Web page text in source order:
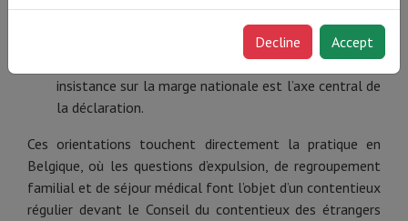
pour substituer son point de vue à celui des
juridictions internes. La même formulation est
reprise pour l’ensemble de la Convention. Cette
insistance sur la marge nationale est l’axe central de
la déclaration.
Ces orientations touchent directement la pratique en
Belgique, où les questions d’expulsion, de regroupement
familial et de séjour médical font l’objet d’un contentieux
régulier devant le Conseil du contentieux des étrangers
Decline Accept